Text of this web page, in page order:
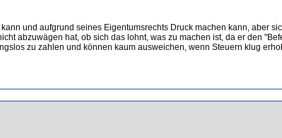
und aufgrund seines Eigentumsrechts Druck machen kann, aber
abzuwägen hat, ob sich das lohnt, was zu machen ist, da er den
zu zahlen und können kaum ausweichen, wenn Steuern klug